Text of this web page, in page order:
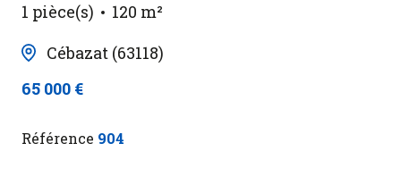
1 pièce(s)
120 m²
Cébazat (63118)
65 000 €
Référence 904